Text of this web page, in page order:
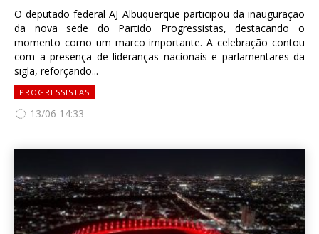
O deputado federal AJ Albuquerque participou da inauguração
da nova sede do Partido Progressistas, destacando o
momento como um marco importante. A celebração contou
com a presença de lideranças nacionais e parlamentares da
sigla, reforçando...
PROGRESSISTAS
13/06 14:33